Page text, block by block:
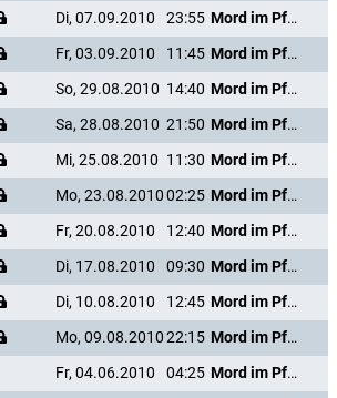
Di, 07.09.2010 23:55
Mord im Pfarrhaus
Fr, 03.09.2010 11:45
Mord im Pfarrhaus
So, 29.08.2010 14:40
Mord im Pfarrhaus
Sa, 28.08.2010 21:50
Mord im Pfarrhaus
Mi, 25.08.2010 11:30
Mord im Pfarrhaus
Mo, 23.08.201002:25
Mord im Pfarrhaus
Fr, 20.08.2010 12:40
Mord im Pfarrhaus
Di, 17.08.2010 09:30
Mord im Pfarrhaus
Di, 10.08.2010 12:45
Mord im Pfarrhaus
Mo, 09.08.201022:15
Mord im Pfarrhaus
Fr, 04.06.2010 04:25
Mord im Pfarrhaus